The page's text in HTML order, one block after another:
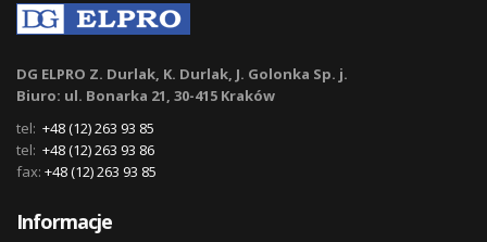
DG ELPRO Z. Durlak, K. Durlak, J. Golonka Sp. j.
Biuro: ul. Bonarka 21, 30-415 Kraków
tel: +48 (12) 263 93 85
tel: +48 (12) 263 93 86
fax: +48 (12) 263 93 85
Informacje